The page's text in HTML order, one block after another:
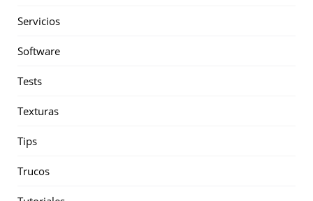
Servicios
Software
Tests
Texturas
Tips
Trucos